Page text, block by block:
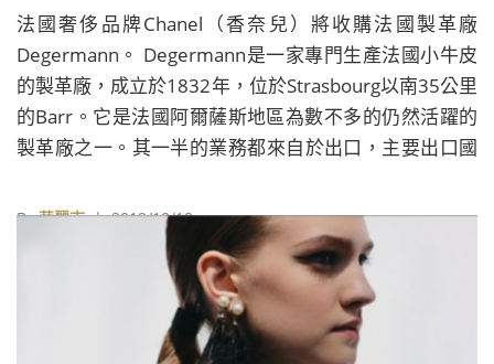
法國奢侈品牌Chanel（香奈兒）將收購法國製革廠
Degermann。 Degermann是一家專門生產法國小牛皮
的製革廠，成立於1832年，位於Strasbourg以南35公里
的Barr。它是法國阿爾薩斯地區為數不多的仍然活躍的
製革廠之一。其一半的業務都來自於出口，主要出口國
By華麗志| 2019/10/18